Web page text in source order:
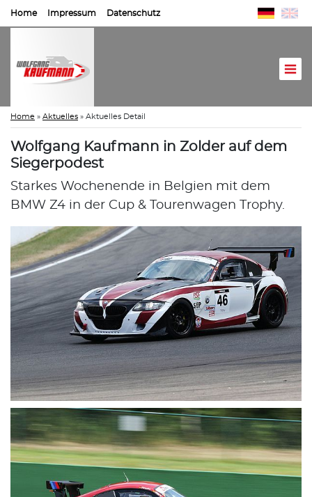
Home Impressum Datenschutz
Home » Aktuelles » Aktuelles Detail
Wolfgang Kaufmann in Zolder auf dem
Siegerpodest
Starkes Wochenende in Belgien mit dem
BMW Z4 in der Cup & Tourenwagen Trophy.